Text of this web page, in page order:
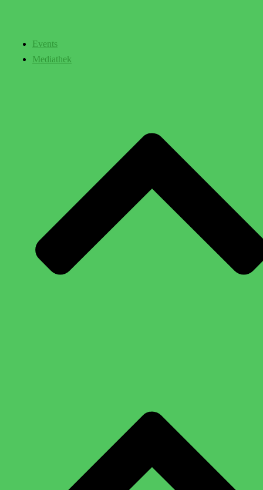
Events
Mediathek